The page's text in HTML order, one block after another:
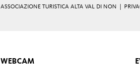
ASSOCIAZIONE TURISTICA ALTA VAL DI NON |
WEBCAM